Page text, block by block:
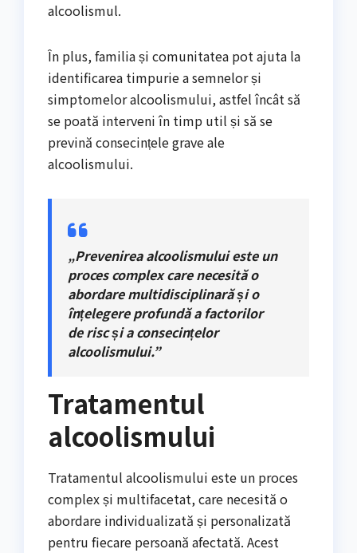
alcoolismul.
În plus, familia și comunitatea pot ajuta la
identificarea timpurie a semnelor și
simptomelor alcoolismului, astfel încât să
se poată interveni în timp util și să se
prevină consecințele grave ale
alcoolismului.
„Prevenirea alcoolismului este un
proces complex care necesită o
abordare multidisciplinară și o
înțelegere profundă a factorilor
de risc și a consecințelor
alcoolismului.”
Tratamentul
alcoolismului
Tratamentul alcoolismului este un proces
complex și multifacetat, care necesită o
abordare individualizată și personalizată
pentru fiecare persoană afectată. Acest